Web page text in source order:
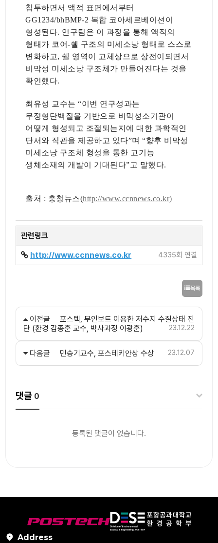
침투하면서 액적 표면에서부터
GG1234/bhBMP-2 복합 코아세르베이션이
형성된다. 연구팀은 이 과정을 통해 액적의
형태가 코어-쉘 구조의 미세소낭 형태로 스스로
변화하고, 쉘 영역이 고체상으로 상전이되면서
비막성 미세소낭 구조체가 만들어진다는 것을
확인했다.
최유성 교수는 “이번 연구성과는
무정형단백질을 기반으로 비막성소기관이
어떻게 형성되고 조절되는지에 대한 과학적인
단서와 직관을 제공하고 있다”며 “향후 비막성
미세소낭 구조체 형성을 통한 고기능
생체소재의 개발이 기대된다”고 말했다.
출처 : 충청뉴스(http://www.ccnnews.co.kr)
관련링크
http://www.ccnnews.co.kr 4335회 연결
목록
이전글
포스텍, 무인보트 이용한 저수지 수질상태 진
단 (환경 감종훈 교수, 박사과정 이광훈)
23.12.22
다음글 민승기교수, 포스테키안상 수상 23.12.07
댓글 0
등록된 댓글이 없습니다.
Address